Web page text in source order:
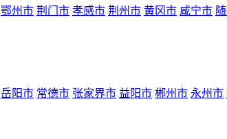
鄂州市 荆门市 孝感市 荆州市 黄冈市 咸宁市
岳阳市 常德市 张家界市 益阳市 郴州市 永州市